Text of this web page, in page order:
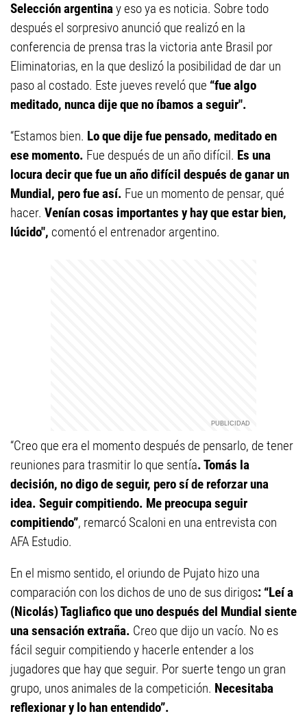
Selección argentinay eso ya es noticia. Sobre todo
después el sorpresivo anunció que realizó en la
conferencia de prensa tras la victoria ante Brasil por
Eliminatorias, en la que deslizó la posibilidad de dar un
paso al costado. Este jueves reveló que “fue algo
meditado, nunca dije que no íbamos a seguir".
“Estamos bien. Lo que dije fue pensado, meditado en
ese momento. Fue después de un año difícil. Es una
locura decir que fue un año difícil después de ganar un
Mundial, pero fue así. Fue un momento de pensar, qué
hacer. Venían cosas importantes y hay que estar bien,
lúcido", comentó el entrenador argentino.
“Creo que era el momento después de pensarlo, de tener
reuniones para trasmitir lo que sentía. Tomás la
decisión, no digo de seguir, pero sí de reforzar una
idea. Seguir compitiendo. Me preocupa seguir
compitiendo”, remarcó Scaloni en una entrevista con
AFA Estudio.
En el mismo sentido, el oriundo de Pujato hizo una
comparación con los dichos de uno de sus dirigos: “Leí a
(Nicolás) Tagliafico que uno después del Mundial siente
una sensación extraña. Creo que dijo un vacío. No es
fácil seguir compitiendo y hacerle entender a los
jugadores que hay que seguir. Por suerte tengo un gran
grupo, unos animales de la competición. Necesitaba
reflexionar y lo han entendido”.